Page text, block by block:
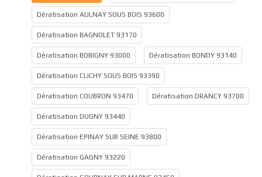
Dératisation AULNAY SOUS BOIS 93600
Dératisation BAGNOLET 93170
Dératisation BOBIGNY 93000 Dératisation BONDY 93140
Dératisation CLICHY SOUS BOIS 93390
Dératisation COUBRON 93470 Dératisation DRANCY 93700
Dératisation DUGNY 93440
Dératisation EPINAY SUR SEINE 93800
Dératisation GAGNY 93220